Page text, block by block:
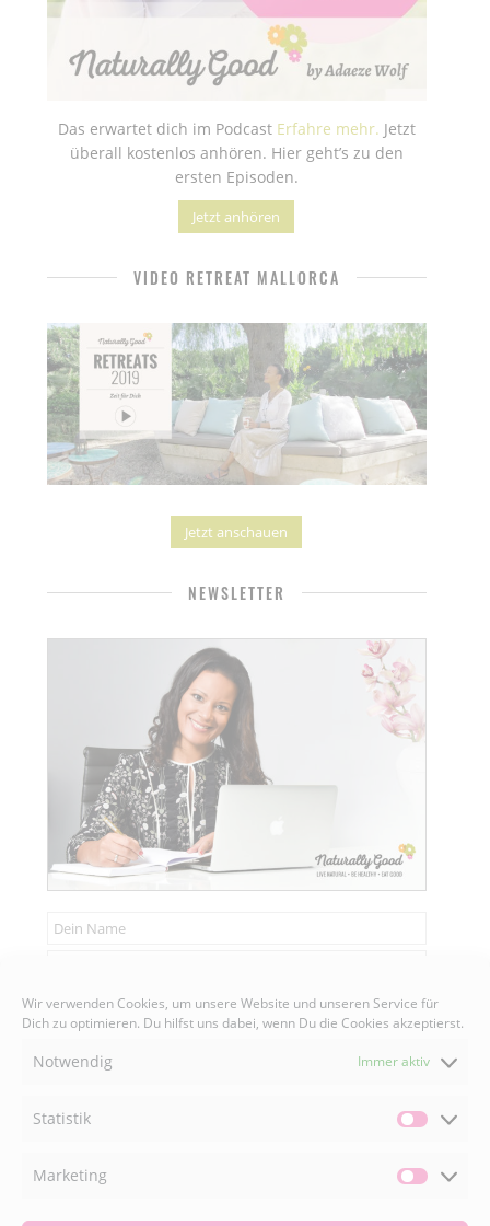
Wir verwenden Cookies, um unsere Website und unseren Service für
Dich zu optimieren. Du hilfst uns dabei, wenn Du die Cookies akzeptierst.
Notwendig Immer aktiv
Statistik
Marketing
Das erwartet dich im Podcast Erfahre mehr. Jetzt
überall kostenlos anhören. Hier geht’s zu den
ersten Episoden.
Jetzt anhören
VIDEO RETREAT MALLORCA
Jetzt anschauen
NEWSLETTER
Senden